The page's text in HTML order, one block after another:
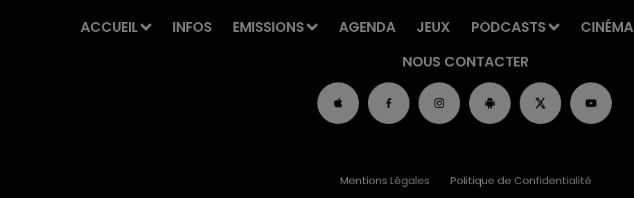
ACCUEIL INFOS EMISSIONS AGENDA JEUX PODCASTS CINÉMA
NOUS CONTACTER
Mentions Légales Politique de Confidentialité